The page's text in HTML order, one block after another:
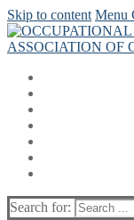
Skip to content Menu
Search for: